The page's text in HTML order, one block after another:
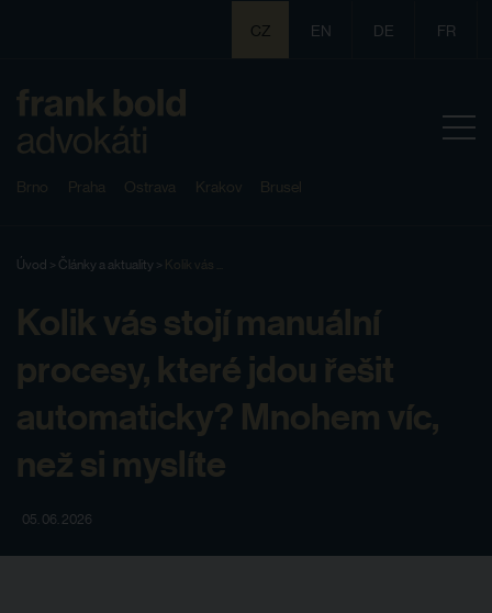
CZ EN DE FR
Brno Praha Ostrava Krakov Brusel
Úvod > Články a aktuality > Kolik vás ...
Kolik vás stojí manuální
procesy, které jdou řešit
automaticky? Mnohem víc,
než si myslíte
05. 06. 2026